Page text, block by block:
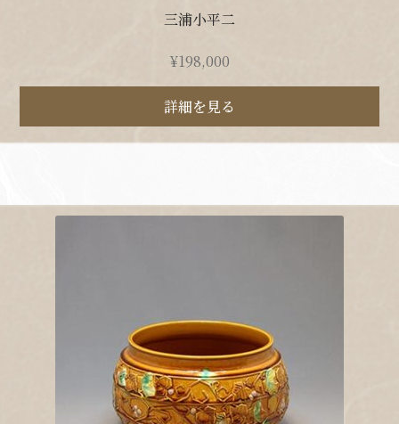
三浦小平二
¥198,000
詳細を見る